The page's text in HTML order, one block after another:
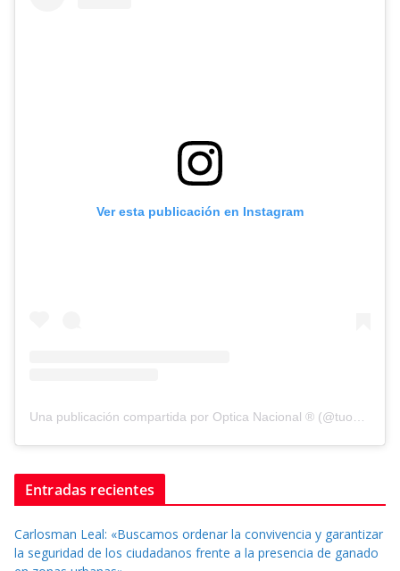
Ver esta publicación en Instagram
Una publicación compartida por Optica Nacional ® (@tuopticanacional)
Entradas recientes
Carlosman Leal: «Buscamos ordenar la convivencia y garantizar
la seguridad de los ciudadanos frente a la presencia de ganado